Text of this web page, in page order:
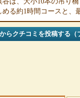
める約1時間コースと、
らクチコミを投稿する（